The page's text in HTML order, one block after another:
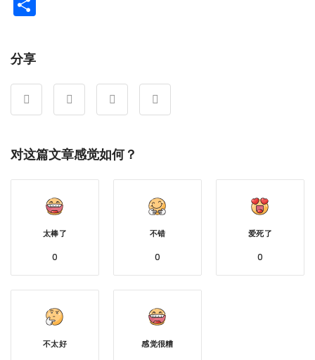
分享
对这篇文章感觉如何？
太棒了
0
不错
0
爱死了
0
不太好 感觉很糟